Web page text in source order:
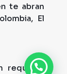
te abran
El
requisito